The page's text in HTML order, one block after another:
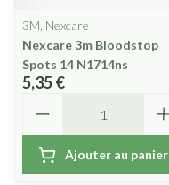
3M, Nexcare
Nexcare 3m Bloodstop
Spots 14 N1714ns
5,35 €
Ajouter au panier